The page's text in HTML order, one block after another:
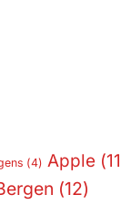
(4) Apple
(12)